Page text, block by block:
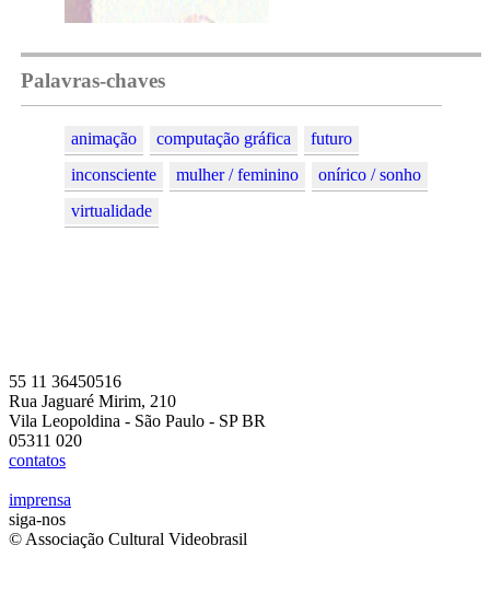
Palavras-chaves
animação computação gráfica
futuro
inconsciente
mulher / feminino
onírico / sonho
virtualidade
55 11 36450516
Rua Jaguaré Mirim, 210
Vila Leopoldina - São Paulo - SP BR
05311 020
contatos
imprensa
siga-nos
© Associação Cultural Videobrasil